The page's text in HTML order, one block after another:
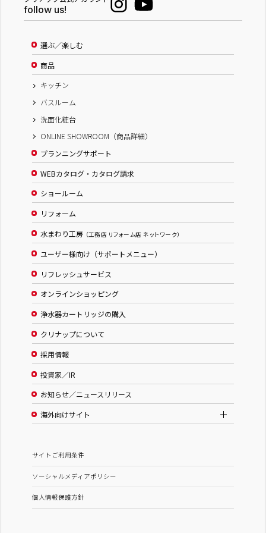
follow us!
選ぶ／楽しむ
商品
キッチン
バスルーム
洗面化粧台
ONLINE SHOWROOM（商品詳細）
プランニングサポート
WEBカタログ・カタログ請求
ショールーム
リフォーム
水まわり工房 （工務店 リフォーム店 ネットワーク）
ユーザー様向け（サポートメニュー）
リフレッシュサービス
オンラインショッピング
浄水器カートリッジの購入
クリナップについて
採用情報
投資家／IR
お知らせ／ニュースリリース
海外向けサイト
サイトご利用条件
ソーシャルメディアポリシー
個人情報保護方針